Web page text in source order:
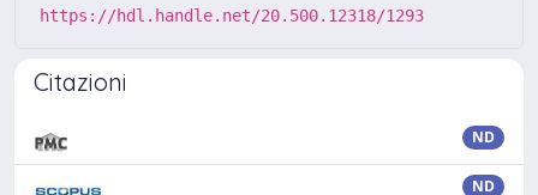
https://hdl.handle.net/20.500.12318/1293
Citazioni
ND
ND